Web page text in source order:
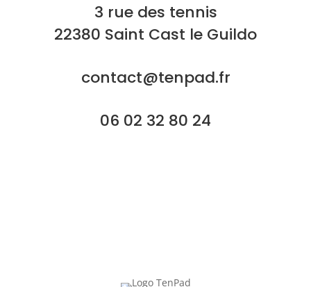
3 rue des tennis
22380 Saint Cast le Guildo
contact@tenpad.fr
06 02 32 80 24